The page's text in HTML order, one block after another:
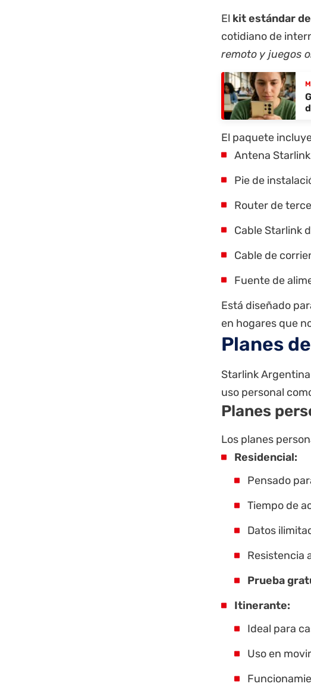
El kit estándar
cotidiano de
remoto y juegos
El paquete
Antena
Pie de
Router de
Cable Starlink
Cable de
Fuente de
Está diseñado
en hogares que
Planes
Starlink
uso personal
Planes
Los planes
Residencial:
Pensado
Tiempo de
Datos
Resistencia
Prueba
Itinerante:
Ideal para
Uso en